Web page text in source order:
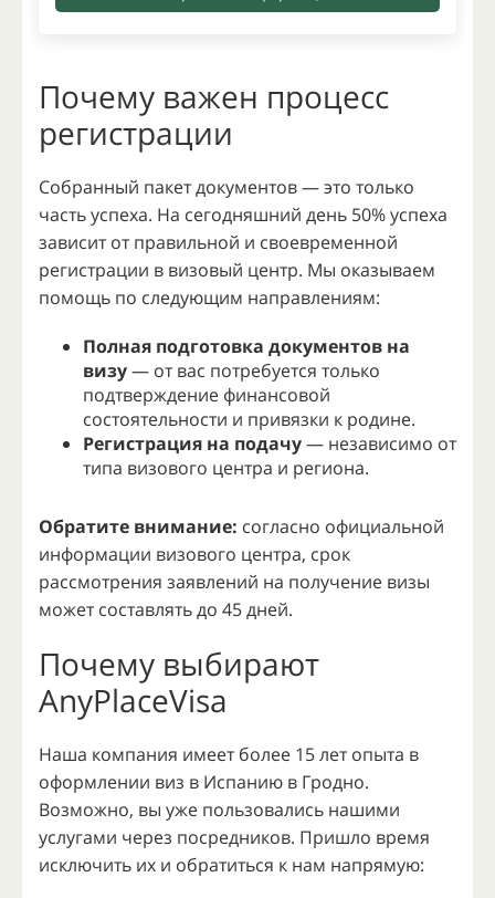
Почему важен процесс
регистрации
Собранный пакет документов — это только
часть успеха. На сегодняшний день 50% успеха
зависит от правильной и своевременной
регистрации в визовый центр. Мы оказываем
помощь по следующим направлениям:
Полная подготовка документов на
визу— от вас потребуется только
подтверждение финансовой
состоятельности и привязки к родине.
Регистрация на подачу— независимо от
типа визового центра и региона.
Обратите внимание: согласно официальной
информации визового центра, срок
рассмотрения заявлений на получение визы
может составлять до 45 дней.
Почему выбирают
AnyPlaceVisa
Наша компания имеет более 15 лет опыта в
оформлении виз в Испанию в Гродно.
Возможно, вы уже пользовались нашими
услугами через посредников. Пришло время
исключить их и обратиться к нам напрямую: